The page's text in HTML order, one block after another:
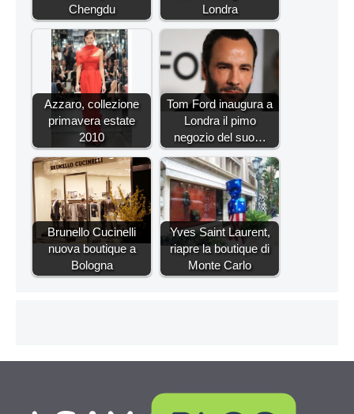
Chengdu
Londra
Azzaro, collezione
primavera estate
2010
Tom Ford inaugura a
Londra il pimo
negozio del suo…
Brunello Cucinelli
nuova boutique a
Bologna
Yves Saint Laurent,
riapre la boutique di
Monte Carlo